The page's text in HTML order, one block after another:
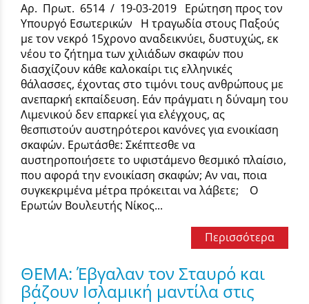
Αρ. Πρωτ. 6514 / 19-03-2019 Ερώτηση προς τον
Υπουργό Εσωτερικών Η τραγωδία στους Παξούς
με τον νεκρό 15χρονο αναδεικνύει, δυστυχώς, εκ
νέου το ζήτημα των χιλιάδων σκαφών που
διασχίζουν κάθε καλοκαίρι τις ελληνικές
θάλασσες, έχοντας στο τιμόνι τους ανθρώπους με
ανεπαρκή εκπαίδευση. Εάν πράγματι η δύναμη του
Λιμενικού δεν επαρκεί για ελέγχους, ας
θεσπιστούν αυστηρότεροι κανόνες για ενοικίαση
σκαφών. Ερωτάσθε: Σκέπτεσθε να
αυστηροποιήσετε το υφιστάμενο θεσμικό πλαίσιο,
που αφορά την ενοικίαση σκαφών; Αν ναι, ποια
συγκεκριμένα μέτρα πρόκειται να λάβετε; Ο
Ερωτών Βουλευτής Νίκος...
Περισσότερα
ΘΕΜΑ: Έβγαλαν τον Σταυρό και
βάζουν Ισλαμική μαντίλα στις